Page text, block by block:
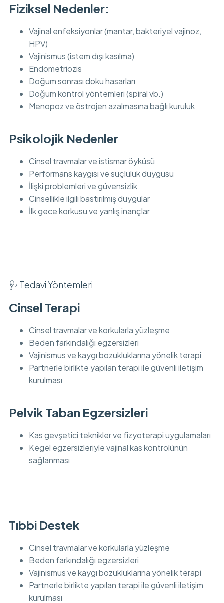
Fiziksel Nedenler:
Vajinal enfeksiyonlar (mantar, bakteriyel vajinoz,
HPV)
Vajinismus (istem dışı kasılma)
Endometriozis
Doğum sonrası doku hasarları
Doğum kontrol yöntemleri (spiral vb.)
Menopoz ve östrojen azalmasına bağlı kuruluk
Psikolojik Nedenler
Cinsel travmalar ve istismar öyküsü
Performans kaygısı ve suçluluk duygusu
İlişki problemleri ve güvensizlik
Cinsellikle ilgili bastırılmış duygular
İlk gece korkusu ve yanlış inançlar
🩺 Tedavi Yöntemleri
Cinsel Terapi
Cinsel travmalar ve korkularla yüzleşme
Beden farkındalığı egzersizleri
Vajinismus ve kaygı bozukluklarına yönelik terapi
Partnerle birlikte yapılan terapi ile güvenli iletişim
kurulması
Pelvik Taban Egzersizleri
Kas gevşetici teknikler ve fizyoterapi uygulamaları
Kegel egzersizleriyle vajinal kas kontrolünün
sağlanması
Tıbbi Destek
Cinsel travmalar ve korkularla yüzleşme
Beden farkındalığı egzersizleri
Vajinismus ve kaygı bozukluklarına yönelik terapi
Partnerle birlikte yapılan terapi ile güvenli iletişim
kurulması